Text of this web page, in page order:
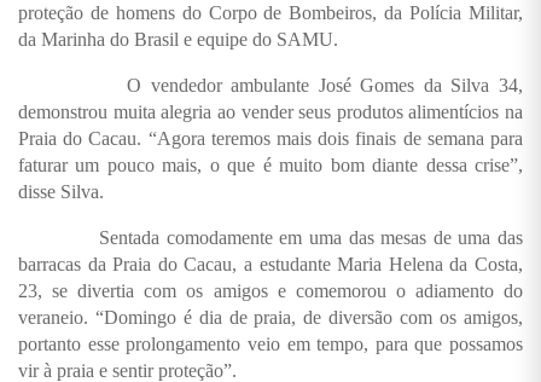
proteção de homens do Corpo de Bombeiros, da Polícia Militar,
da Marinha do Brasil e equipe do SAMU.
O vendedor ambulante José Gomes da Silva 34,
demonstrou muita alegria ao vender seus produtos alimentícios na
Praia do Cacau. “Agora teremos mais dois finais de semana para
faturar um pouco mais, o que é muito bom diante dessa crise”,
disse Silva.
Sentada comodamente em uma das mesas de uma das
barracas da Praia do Cacau, a estudante Maria Helena da Costa,
23, se divertia com os amigos e comemorou o adiamento do
veraneio. “Domingo é dia de praia, de diversão com os amigos,
portanto esse prolongamento veio em tempo, para que possamos
vir à praia e sentir proteção”.